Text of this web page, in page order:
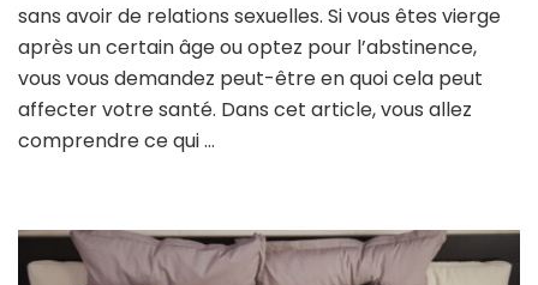
sans avoir de relations sexuelles. Si vous êtes vierge
après un certain âge ou optez pour l’abstinence,
vous vous demandez peut-être en quoi cela peut
affecter votre santé. Dans cet article, vous allez
comprendre ce qui …